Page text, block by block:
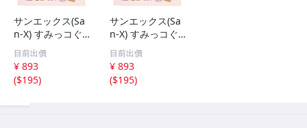
サンエックス(Sa
n-X) すみっコぐ
らし コップ巾着
CA61701 H190×
W155×D80mm
目前出價
¥ 893
($195)
サンエックス(Sa
n-X) すみっコぐ
らし コップ巾着
CA61701 H190×
W155×D80mm
目前出價
¥ 893
($195)